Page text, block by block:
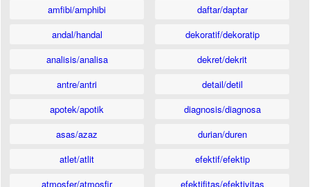
amfibi/amphibi
andal/handal
analisis/analisa
antre/antri
apotek/apotik
asas/azaz
atlet/atlit
atmosfer/atmosfir
daftar/daptar
dekoratif/dekoratip
dekret/dekrit
detail/detil
diagnosis/diagnosa
durian/duren
efektif/efektip
efektifitas/efektivitas